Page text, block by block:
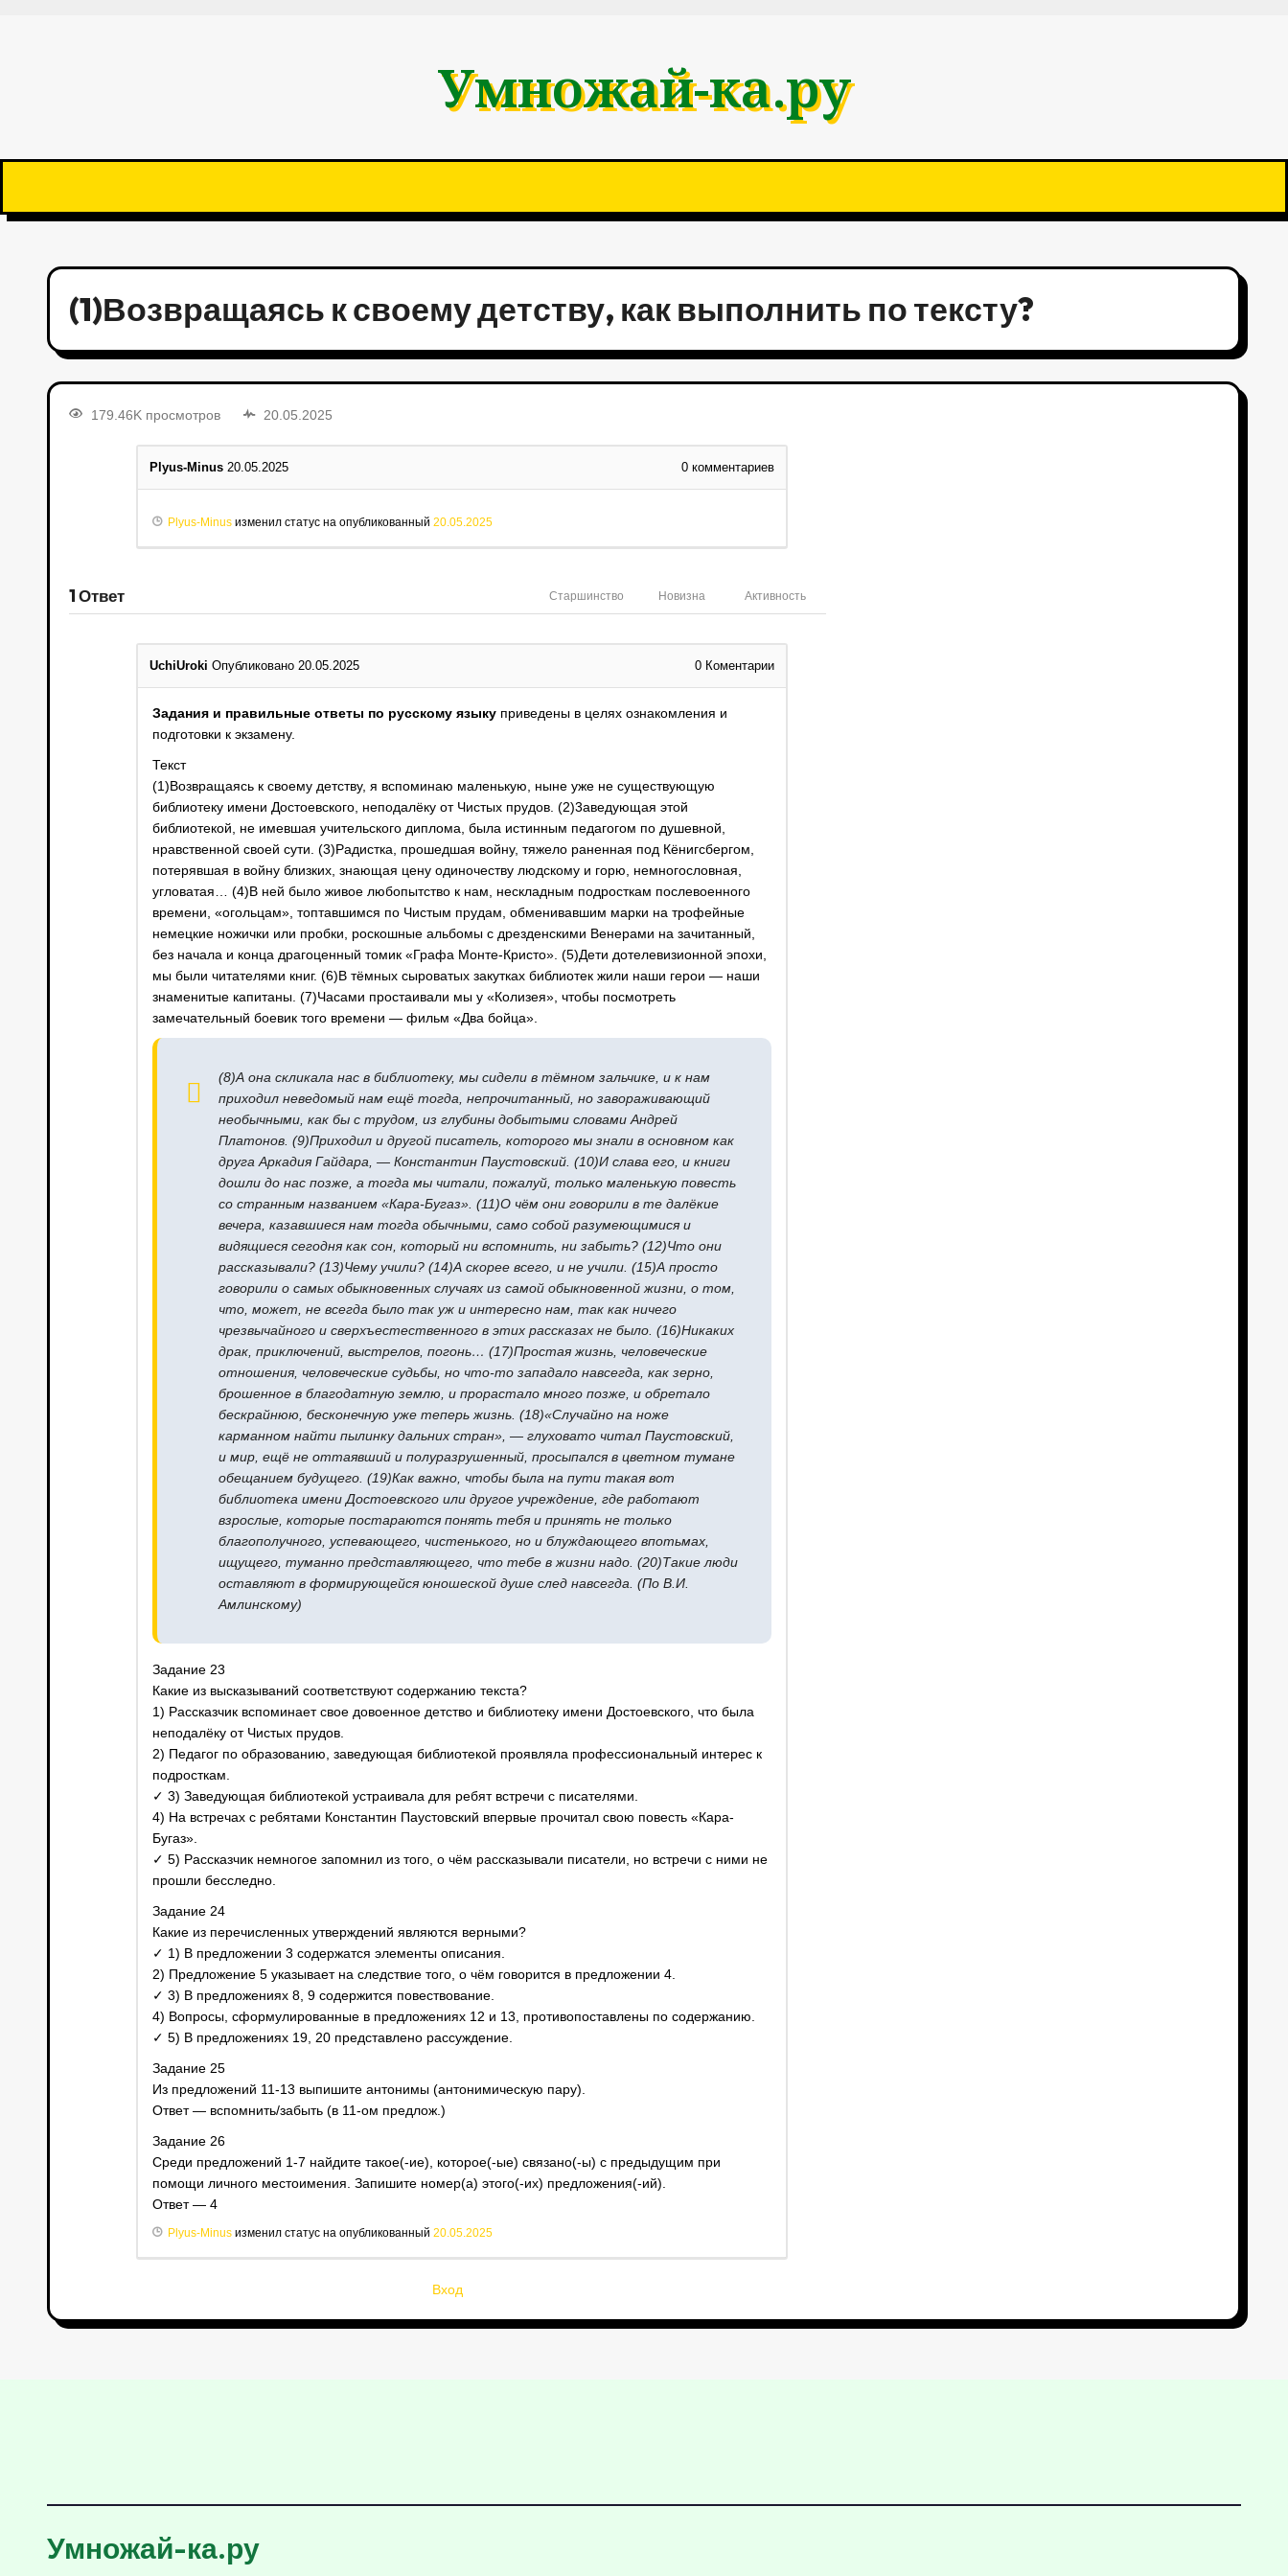
Умножай-ка.ру
(1)Возвращаясь к своему детству, как выполнить по тексту?
179.46K просмотров 20.05.2025
Plyus-Minus 20.05.2025 0 комментариев
Plyus-Minus изменил статус на опубликованный 20.05.2025
1Ответ Активность
Новизна
Старшинство
UchiUroki Опубликовано 20.05.2025 0 Коментарии
Задания и правильные ответы по русскому языку приведены в целях ознакомления и
подготовки к экзамену.
Текст
(1)Возвращаясь к своему детству, я вспоминаю маленькую, ныне уже не существующую
библиотеку имени Достоевского, неподалёку от Чистых прудов. (2)3аведующая этой
библиотекой, не имевшая учительского диплома, была истинным педагогом по душевной,
нравственной своей сути. (3)Радистка, прошедшая войну, тяжело раненная под Кёнигсбергом,
потерявшая в войну близких, знающая цену одиночеству людскому и горю, немногословная,
угловатая… (4)В ней было живое любопытство к нам, нескладным подросткам послевоенного
времени, «огольцам», топтавшимся по Чистым прудам, обменивавшим марки на трофейные
немецкие ножички или пробки, роскошные альбомы с дрезденскими Венерами на зачитанный,
без начала и конца драгоценный томик «Графа Монте-Кристо». (5)Дети дотелевизионной эпохи,
мы были читателями книг. (6)В тёмных сыроватых закутках библиотек жили наши герои — наши
знаменитые капитаны. (7)Часами простаивали мы у «Колизея», чтобы посмотреть
замечательный боевик того времени — фильм «Два бойца».
(8)А она скликала нас в библиотеку, мы сидели в тёмном зальчике, и к нам
приходил неведомый нам ещё тогда, непрочитанный, но завораживающий
необычными, как бы с трудом, из глубины добытыми словами Андрей
Платонов. (9)Приходил и другой писатель, которого мы знали в основном как
друга Аркадия Гайдара, — Константин Паустовский. (10)И слава его, и книги
дошли до нас позже, а тогда мы читали, пожалуй, только маленькую повесть
со странным названием «Кара-Бугаз». (11)О чём они говорили в те далёкие
вечера, казавшиеся нам тогда обычными, само собой разумеющимися и
видящиеся сегодня как сон, который ни вспомнить, ни забыть? (12)Что они
рассказывали? (13)Чему учили? (14)А скорее всего, и не учили. (15)А просто
говорили о самых обыкновенных случаях из самой обыкновенной жизни, о том,
что, может, не всегда было так уж и интересно нам, так как ничего
чрезвычайного и сверхъестественного в этих рассказах не было. (16)Никаких
драк, приключений, выстрелов, погонь… (17)Простая жизнь, человеческие
отношения, человеческие судьбы, но что-то западало навсегда, как зерно,
брошенное в благодатную землю, и прорастало много позже, и обретало
бескрайнюю, бесконечную уже теперь жизнь. (18)«Случайно на ноже
карманном найти пылинку дальних стран», — глуховато читал Паустовский,
и мир, ещё не оттаявший и полуразрушенный, просыпался в цветном тумане
обещанием будущего. (19)Как важно, чтобы была на пути такая вот
библиотека имени Достоевского или другое учреждение, где работают
взрослые, которые постараются понять тебя и принять не только
благополучного, успевающего, чистенького, но и блуждающего впотьмах,
ищущего, туманно представляющего, что тебе в жизни надо. (20)Такие люди
оставляют в формирующейся юношеской душе след навсегда. (По В.И.
Амлинскому)
Задание 23
Какие из высказываний соответствуют содержанию текста?
1) Рассказчик вспоминает свое довоенное детство и библиотеку имени Достоевского, что была
неподалёку от Чистых прудов.
2) Педагог по образованию, заведующая библиотекой проявляла профессиональный интерес к
подросткам.
✓ 3) Заведующая библиотекой устраивала для ребят встречи с писателями.
4) На встречах с ребятами Константин Паустовский впервые прочитал свою повесть «Кара-
Бугаз».
✓ 5) Рассказчик немногое запомнил из того, о чём рассказывали писатели, но встречи с ними не
прошли бесследно.
Задание 24
Какие из перечисленных утверждений являются верными?
✓ 1) В предложении 3 содержатся элементы описания.
2) Предложение 5 указывает на следствие того, о чём говорится в предложении 4.
✓ 3) В предложениях 8, 9 содержится повествование.
4) Вопросы, сформулированные в предложениях 12 и 13, противопоставлены по содержанию.
✓ 5) В предложениях 19, 20 представлено рассуждение.
Задание 25
Из предложений 11-13 выпишите антонимы (антонимическую пару).
Ответ — вспомнить/забыть (в 11-ом предлож.)
Задание 26
Среди предложений 1-7 найдите такое(-ие), которое(-ые) связано(-ы) с предыдущим при
помощи личного местоимения. Запишите номер(а) этого(-их) предложения(-ий).
Ответ — 4
Plyus-Minus изменил статус на опубликованный 20.05.2025
Вход
Умножай-ка.ру